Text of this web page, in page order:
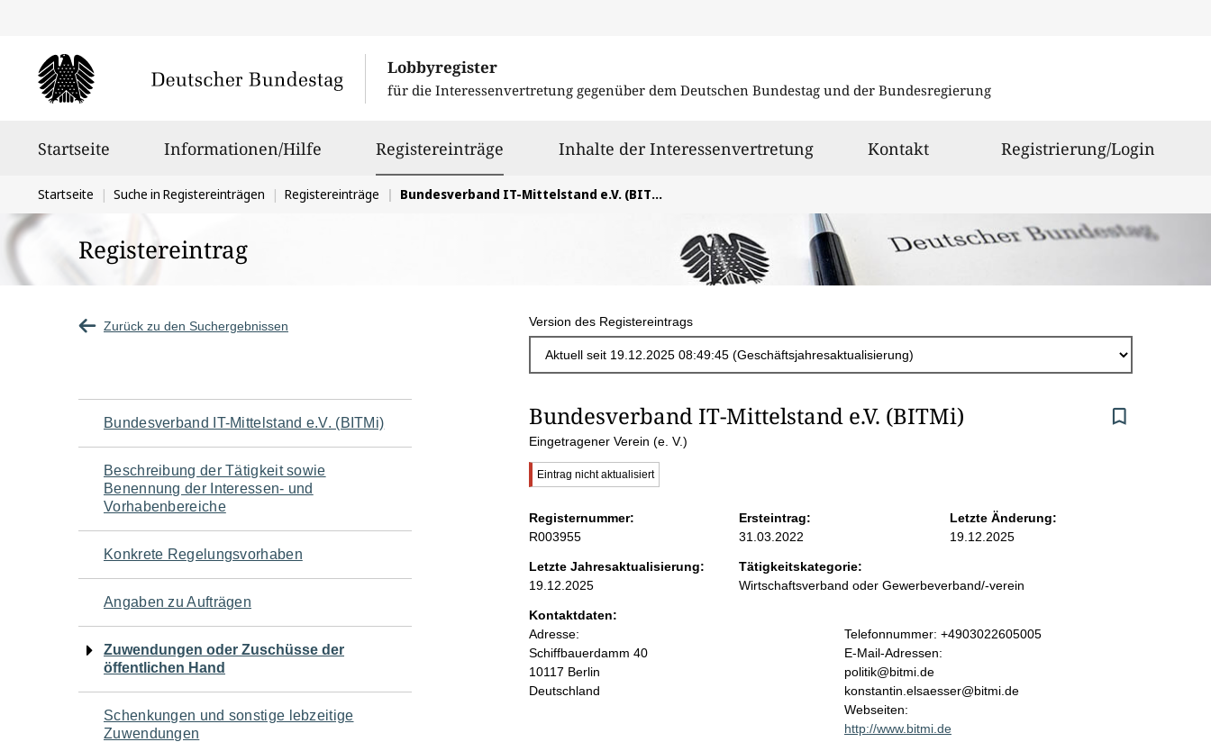
Lobbyregister
für die Interessenvertretung gegenüber dem Deutschen Bundestag und der Bundesregierung
Startseite Informationen/Hilfe Registereinträge ausgewähltInhalte der Interessenvertretung Kontakt Registrierung/Login
Sie
befinden
sich
hier:
Startseite Suche in Registereinträgen Registereinträge Bundesverband IT-Mittelstand e.V. (BITMi)
Registereintrag
Zurück zu den Suchergebnissen Version des Registereintrags
Navigation
für
den
Seiteninhalt
Bundesverband IT-Mittelstand e.V. (BITMi)
Beschreibung der Tätigkeit sowie
Benennung der Interessen- und
Vorhabenbereiche
Konkrete Regelungsvorhaben
Angaben zu Aufträgen
Zuwendungen oder Zuschüsse der
öffentlichen Hand
Schenkungen und sonstige lebzeitige
Zuwendungen
S
e
i
t
e
n
i
Bundesverband IT-Mittelstand e.V. (BITMi)
Eingetragener Verein (e. V.)
W
i
h
t
g
e
H
i
n
w
e
Eintrag nicht aktualisiert
Registernummer:
R003955
Ersteintrag:
31.03.2022
Letzte Änderung:
19.12.2025
Letzte Jahresaktualisierung:
19.12.2025
Tätigkeitskategorie:
Wirtschaftsverband oder Gewerbeverband/-verein
Kontaktdaten:
Adresse:
Schiffbauerdamm 40
10117 Berlin
Deutschland
K
o
n
t
a
k
Telefonnummer: +4903022605005
E-Mail-Adressen:
politik@bitmi.de
konstantin.elsaesser@bitmi.de
Webseiten:
http://www.bitmi.de